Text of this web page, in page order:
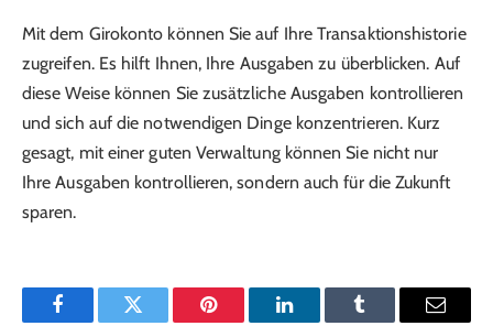
Mit dem Girokonto können Sie auf Ihre Transaktionshistorie
zugreifen. Es hilft Ihnen, Ihre Ausgaben zu überblicken. Auf
diese Weise können Sie zusätzliche Ausgaben kontrollieren
und sich auf die notwendigen Dinge konzentrieren. Kurz
gesagt, mit einer guten Verwaltung können Sie nicht nur
Ihre Ausgaben kontrollieren, sondern auch für die Zukunft
sparen.
FacebookTwitter Pinterest LinkedInTumblr Email